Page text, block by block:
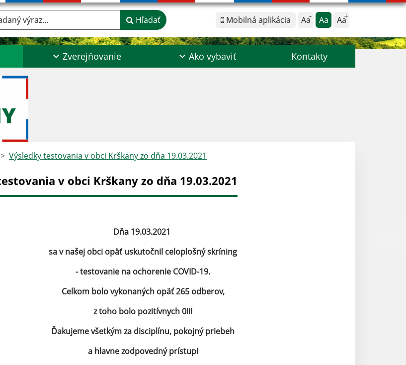
Mobilná aplikácia Aa Aa Aa
výraz... Hľadať
Zverejňovanie Ako vybaviť Kontakty
Výsledky testovania v obci Krškany zo dňa 19.03.2021
v obci Krškany zo dňa 19.03.2021
Dňa 19.03.2021
sa v našej obci opäť uskutočnil celoplošný skríning
- testovanie na ochorenie COVID-19.
Celkom bolo vykonaných opäť 265 odberov,
z toho bolo pozitívnych 0!!!
Ďakujeme všetkým za disciplínu, pokojný priebeh
a hlavne zodpovedný prístup!